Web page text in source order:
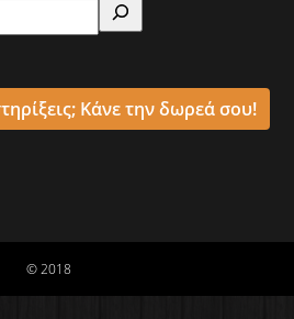
Κάνε την δωρεά σου!
© 2018